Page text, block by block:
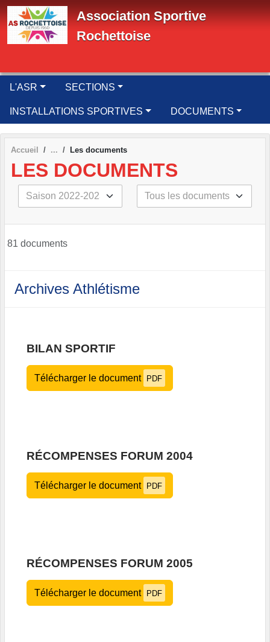
Association Sportive
Rochettoise
L'ASR SECTIONS
INSTALLATIONS SPORTIVES DOCUMENTS
Accueil Les documents
LES DOCUMENTS
81 documents
Archives Athlétisme
BILAN SPORTIF
Télécharger le document PDF
RÉCOMPENSES FORUM 2004
Télécharger le document PDF
RÉCOMPENSES FORUM 2005
Télécharger le document PDF
Panneau de gestion des cookies